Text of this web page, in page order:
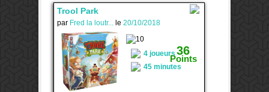
Trool Park
par Fred la loutr... le 20/10/2018
36
Points
4 joueurs
45 minutes